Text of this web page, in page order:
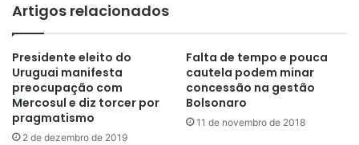
Artigos relacionados
Presidente eleito do
Uruguai manifesta
preocupação com
Mercosul e diz torcer por
pragmatismo
2 de dezembro de 2019
Falta de tempo e pouca
cautela podem minar
concessão na gestão
Bolsonaro
11 de novembro de 2018